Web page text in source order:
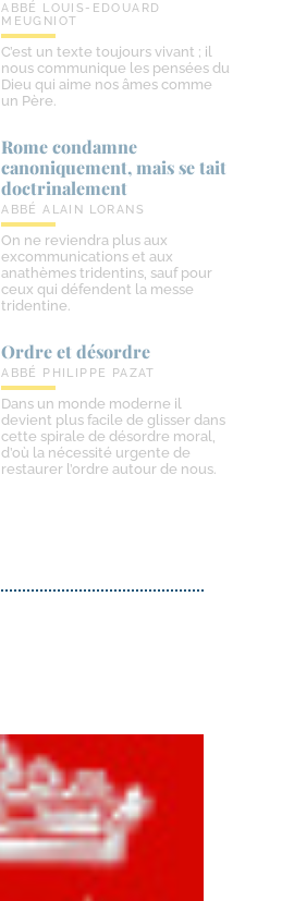
ABBÉ LOUIS-EDOUARD
MEUGNIOT
C’est un texte toujours vivant ; il
nous communique les pensées du
Dieu qui aime nos âmes comme
un Père.
Rome condamne
canoniquement, mais se tait
doctrinalement
ABBÉ ALAIN LORANS
On ne reviendra plus aux
excommunications et aux
anathèmes tridentins, sauf pour
ceux qui défendent la messe
tridentine.
Ordre et désordre
ABBÉ PHILIPPE PAZAT
Dans un monde moderne il
devient plus facile de glisser dans
cette spirale de désordre moral,
d’où la nécessité urgente de
restaurer l’ordre autour de nous.